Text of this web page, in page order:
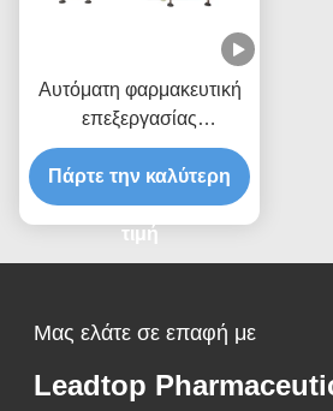
Αυτόματη φαρμακευτική
επεξεργασίας
συσκευασία Suppository
μηχανών ηπατική πυίδα
Πάρτε την καλύτερη
τιμή
Μας ελάτε σε επαφή με
Leadtop